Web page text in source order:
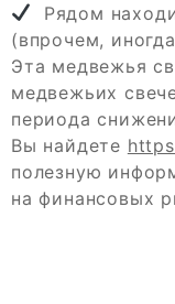
Рядом
(впрочем,
Эта медвежья
медвежьих
периода
Вы найдете
полезную
на финансовых